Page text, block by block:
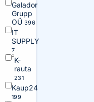
Galador
Grupp
OÜ 396
IT
SUPPLY
7
K-
rauta
231
Kaup24
199